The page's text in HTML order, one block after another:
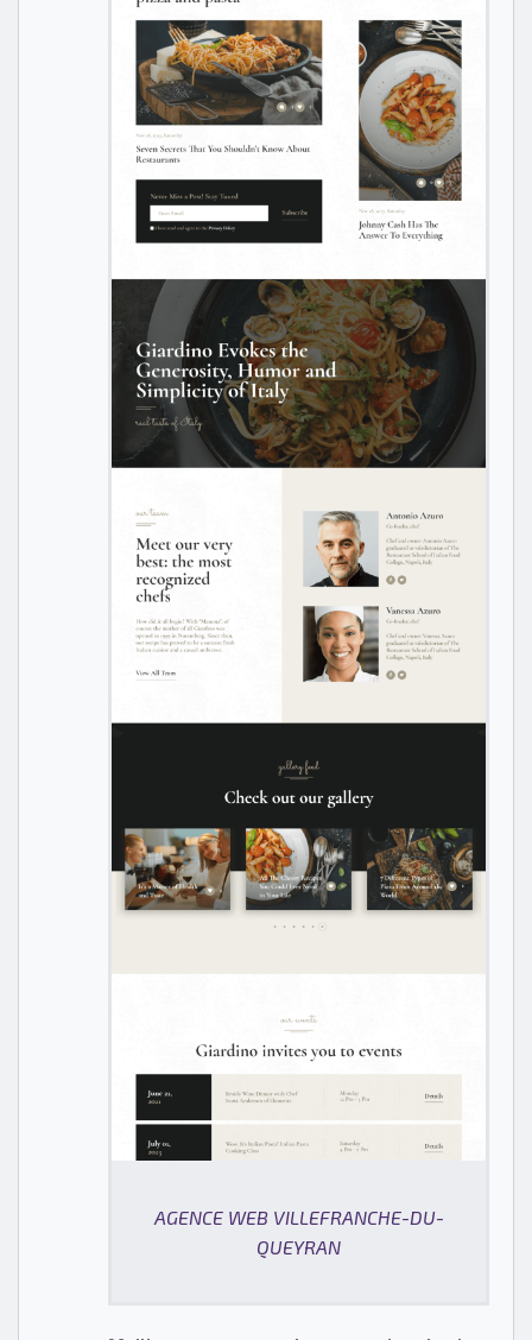
AGENCE WEB VILLEFRANCHE-DU-
QUEYRAN